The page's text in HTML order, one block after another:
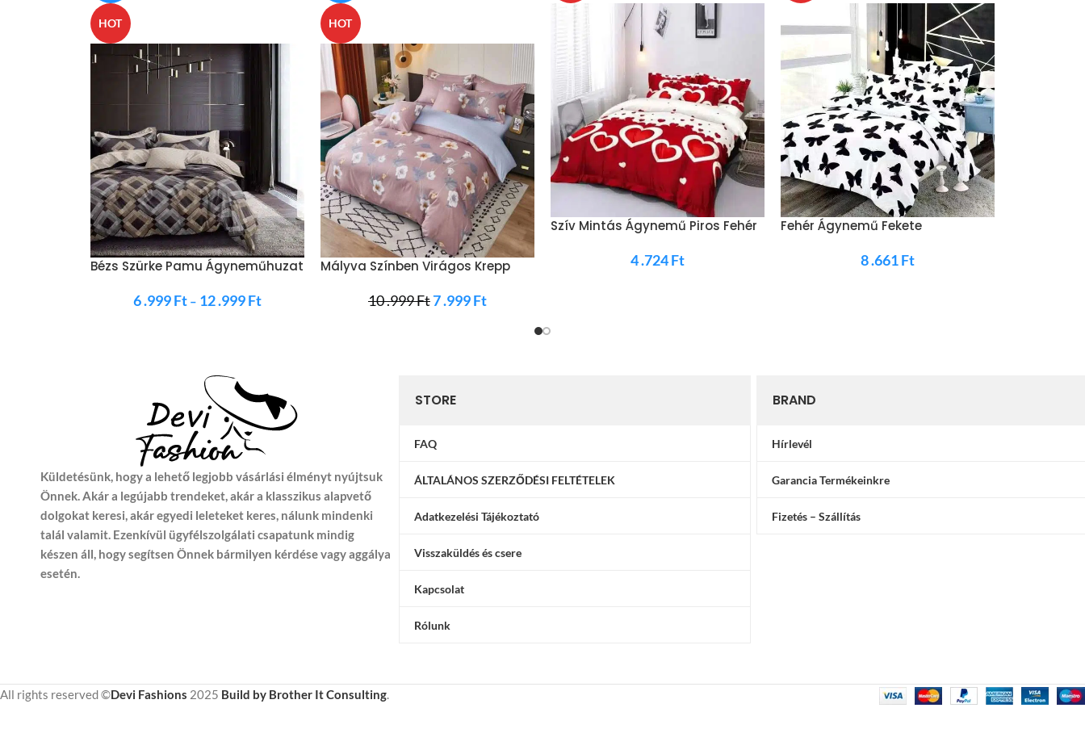
HOT
Bézs Szürke Pamu Ágyneműhuzat
6 .999Ft – 12 .999Ft
HOT
Mályva Színben Virágos Krepp
10 .999Ft7 .999Ft
Szív Mintás Ágynemű Piros Fehér
4 .724Ft
Fehér Ágynemű Fekete
8 .661Ft
Küldetésünk, hogy a lehető legjobb vásárlási élményt nyújtsuk
Önnek. Akár a legújabb trendeket, akár a klasszikus alapvető
dolgokat keresi, akár egyedi leleteket keres, nálunk mindenki
talál valamit. Ezenkívül ügyfélszolgálati csapatunk mindig
készen áll, hogy segítsen Önnek bármilyen kérdése vagy aggálya
esetén.
STORE
FAQ
ÁLTALÁNOS SZERZŐDÉSI FELTÉTELEK
Adatkezelési Tájékoztató
Visszaküldés és csere
Kapcsolat
Rólunk
BRAND
Hírlevél
Garancia Termékeinkre
Fizetés – Szállítás
All rights reserved ©Devi Fashions 2025 Build by Brother It Consulting.